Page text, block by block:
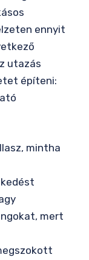
ennyit
utazás
építeni:
mintha
mert